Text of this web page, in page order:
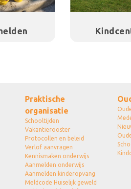
Praktische
organisatie
Schooltijden
Vakantierooster
Protocollen en beleid
Verlof aanvragen
Kennismaken onderwijs
Aanmelden onderwijs
Aanmelden kinderopvang
Meldcode Huiselijk geweld